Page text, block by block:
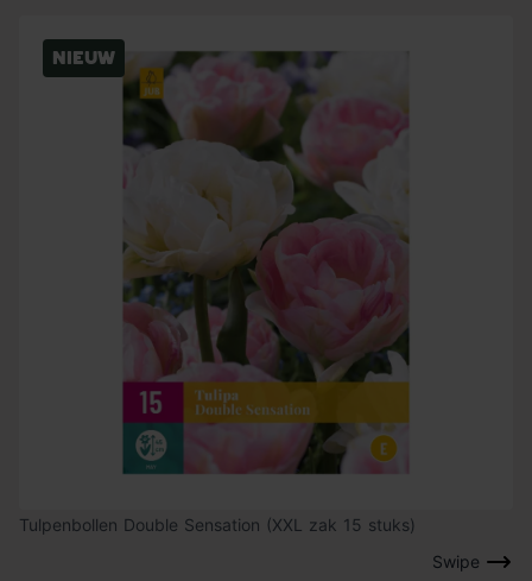
Swipe
Nieuw
Tulpenbollen Double Sensation (XXL zak 15 stuks)